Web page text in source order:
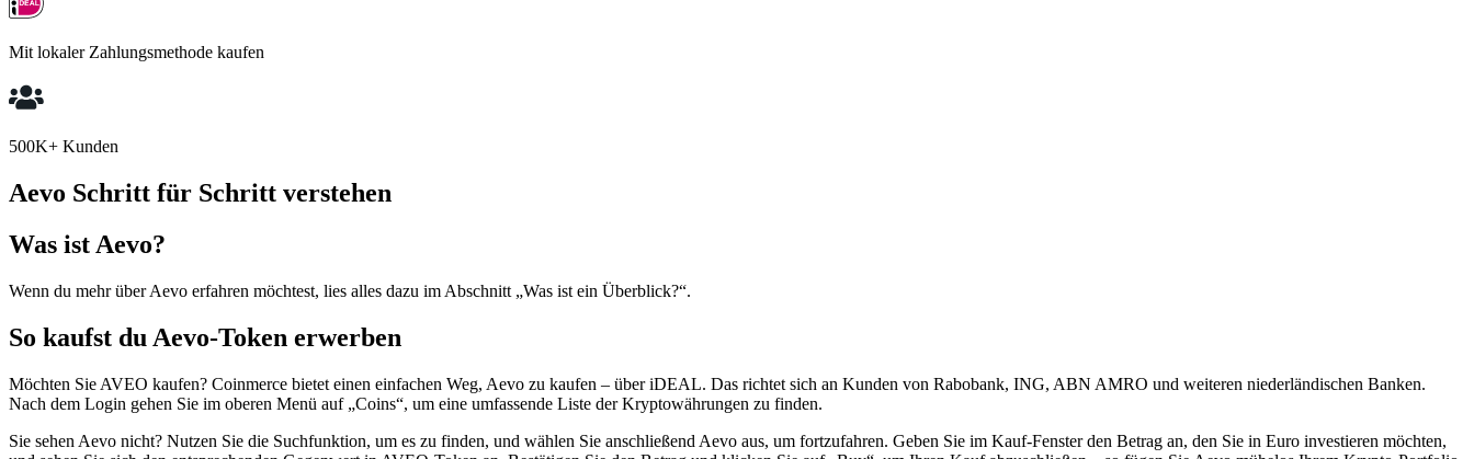
Mit lokaler Zahlungsmethode kaufen
500K+ Kunden
Aevo Schritt für Schritt verstehen
Was ist Aevo?
Wenn du mehr über Aevo erfahren möchtest, lies alles dazu im Abschnitt „Was ist ein Überblick?“.
So kaufst du Aevo-Token erwerben
Möchten Sie AVEO kaufen? Coinmerce bietet einen einfachen Weg, Aevo zu kaufen – über iDEAL. Das richtet sich an Kunden von Rabobank, ING, ABN AMRO und weiteren niederländischen Banken.
Nach dem Login gehen Sie im oberen Menü auf „Coins“, um eine umfassende Liste der Kryptowährungen zu finden.
Sie sehen Aevo nicht? Nutzen Sie die Suchfunktion, um es zu finden, und wählen Sie anschließend Aevo aus, um fortzufahren. Geben Sie im Kauf-Fenster den Betrag an, den Sie in Euro investieren möchten,